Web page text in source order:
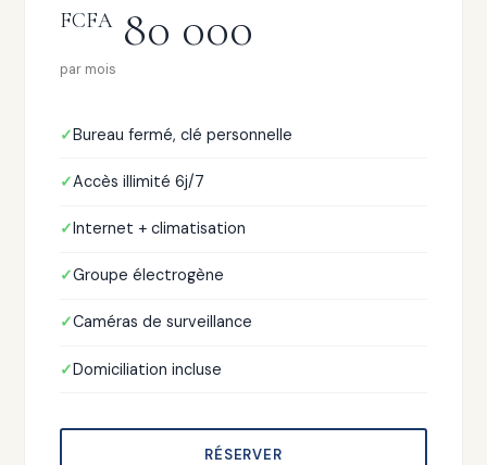
FCFA80 000
par mois
Bureau fermé, clé personnelle
Accès illimité 6j/7
Internet + climatisation
Groupe électrogène
Caméras de surveillance
Domiciliation incluse
RÉSERVER